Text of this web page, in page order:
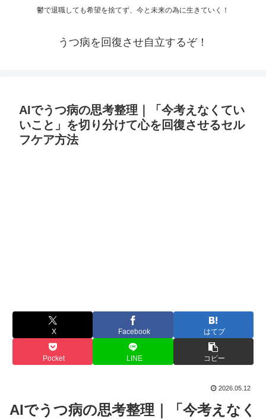
鬱で退職しても希望を捨てず、今と未来の為に生きていく！
うつ病を回復させ自立するぞ！
AIでうつ病の思考整理｜「今考えなくてい
いこと」を切り分けて心を回復させるセル
フケア方法
X Facebook はてブ
Pocket LINE コピー
2026.05.12
AIでうつ病の思考整理｜「今考えなく